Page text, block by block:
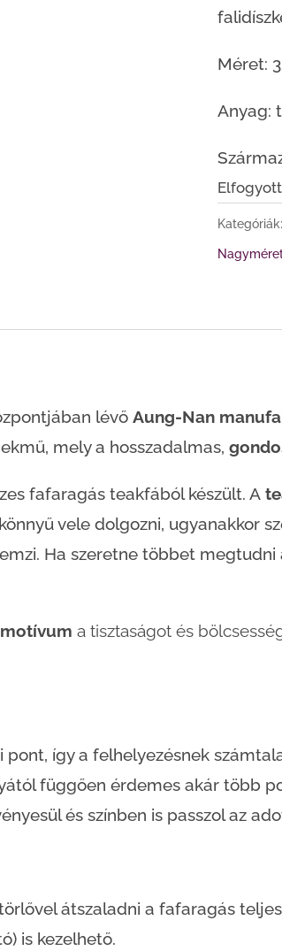
Méret:
Anyag:
Elfogyott
Kategóriák:
lévőAung-Nan
mely a hosszadalmas,
fafaragás teakfából készült. A
vele dolgozni, ugyanakkor
Ha szeretne többet megtudni
motívuma tisztaságot és
pont, így a felhelyezésnek
függően érdemes akár több
és színben is passzol az
átszaladni a fafaragás
is kezelhető.